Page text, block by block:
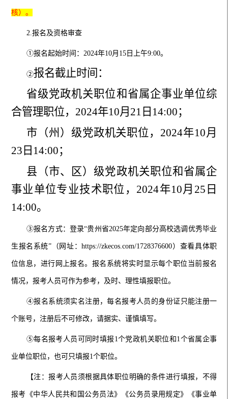
核）。
2.报名及资格审查
①报名起始时间：2024年10月 15日 上午9:00。
②报名截止时间：
省级党政机关职位和 省属企事业单位综
合管理职位， 2024年10月 21 日 14:00；
市（州）级党政机关职位 ， 2024年10月
23 日 14:00；
县（市、区）级党政机关职位和省属企
事业单位专业技术职位 ， 2024年10月 25 日
14:00。
③报名方式：登录“贵州省2025年定向部分高校选调优秀毕业
生报名系统” （网址 ：https://zkecos.com/1728376600）查看具体职
位信息，进行网上报名。报名系统将实时显示每个职位当前报名
情况，报考人员可作为参考，及时、理性填报职位。
④报名系统须实名注册，每名报考人员的身份证只能注册一
个账号，注册后不可修改，请据实、谨慎填写。
⑤每名报考人员可同时填报1个党政机关职位和1个省属企事
业单位职位，也可只填报1个职位。
【注：报考人员须根据具体职位明确的条件进行填报，不得
报考《中华人民共和国公务员法》《公务员录用规定》《事业单